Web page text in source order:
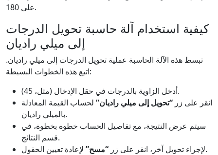
على 180.
كيفية استخدام آلة حاسبة تحويل الدرجات
إلى ميلي راديان
تبسط هذه الآلة الحاسبة عملية تحويل الدرجات إلى ميلي راديان.
اتبع هذه الخطوات البسيطة:
أدخل الزاوية بالدرجات في حقل الإدخال (مثل، 45).
انقر على زر “تحويل إلى ميلي راديان” لحساب القيمة المعادلة
بالميلي راديان.
سيتم عرض النتيجة، مع تفاصيل الحساب خطوة بخطوة، في
قسم النتائج.
لإجراء تحويل آخر، انقر على زر “مسح”
لإعادة تعيين الحقول.